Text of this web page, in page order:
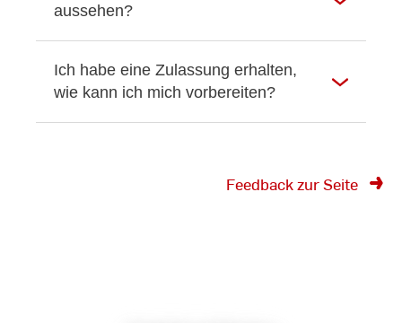
aussehen?
Ich habe eine Zulassung erhalten,
wie kann ich mich vorbereiten?
Feedback zur Seite